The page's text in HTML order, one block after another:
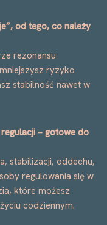
od tego, co należy
rezonansu
ryzyko
stabilność nawet w
– gotowe do
stabilizacji, oddechu,
regulowania się w
które możesz
codziennym.